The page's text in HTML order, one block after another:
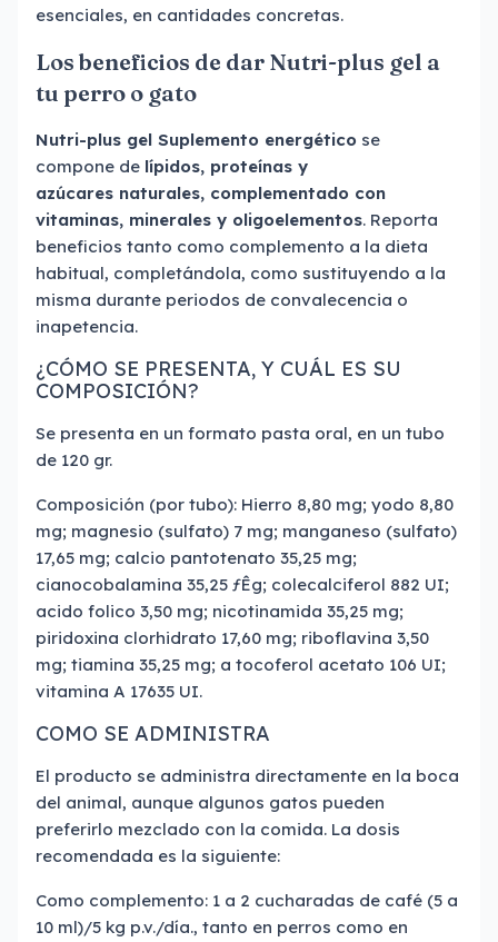
esenciales, en cantidades concretas.
Los beneficios de dar Nutri-plus gel a
tu perro o gato
Nutri-plus gel Suplemento energético se
compone de lípidos, proteínas y
azúcares naturales, complementado con
vitaminas, minerales y oligoelementos. Reporta
beneficios tanto como complemento a la dieta
habitual, completándola, como sustituyendo a la
misma durante periodos de convalecencia o
inapetencia.
¿CÓMO SE PRESENTA, Y CUÁL ES SU
COMPOSICIÓN?
Se presenta en un formato pasta oral, en un tubo
de 120 gr.
Composición (por tubo): Hierro 8,80 mg; yodo 8,80
mg; magnesio (sulfato) 7 mg; manganeso (sulfato)
17,65 mg; calcio pantotenato 35,25 mg;
cianocobalamina 35,25 ƒÊg; colecalciferol 882 UI;
acido folico 3,50 mg; nicotinamida 35,25 mg;
piridoxina clorhidrato 17,60 mg; riboflavina 3,50
mg; tiamina 35,25 mg; a tocoferol acetato 106 UI;
vitamina A 17635 UI.
COMO SE ADMINISTRA
El producto se administra directamente en la boca
del animal, aunque algunos gatos pueden
preferirlo mezclado con la comida. La dosis
recomendada es la siguiente:
Como complemento: 1 a 2 cucharadas de café (5 a
10 ml)/5 kg p.v./día., tanto en perros como en